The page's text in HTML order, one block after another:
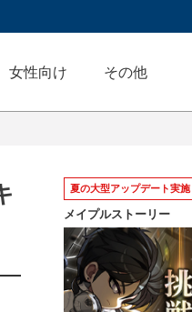
女性向け その他
夏の大型アップデート実施
メイプルストーリー